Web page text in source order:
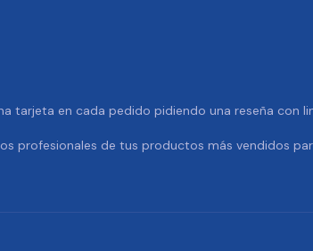
tarjeta en cada pedido pidiendo una reseña con
profesionales de tus productos más vendidos